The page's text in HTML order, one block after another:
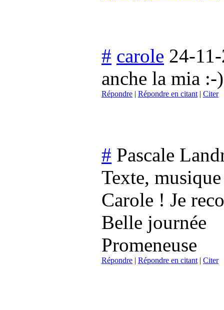
# carole 24-
anche la mia :-)
Répondre | Répondre en citant| Citer
# Pascale
Texte,
Carole ! Je
Belle journée
Promeneuse
Répondre | Répondre en citant| Citer